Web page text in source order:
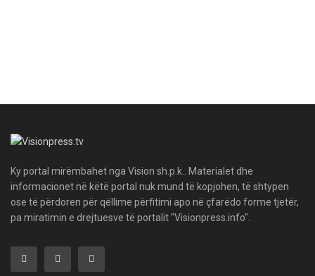
Ky portal mirëmbahet nga Vision sh.p.k.. Materialet dhe
informacionet në këtë portal nuk mund të kopjohen, të shtypen
ose të përdoren për qëllime përfitimi apo në çfarëdo forme tjetër,
pa miratimin e drejtuesve të portalit "Visionpress.info".